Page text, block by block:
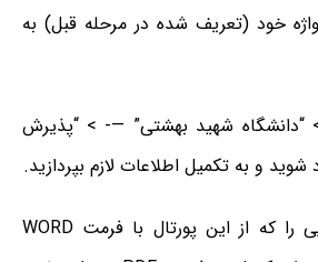
خود (تعریف شده در مرحله قبل) به
شهید بهشتی” —- > “پذیرش
و به تکمیل اطلاعات لازم بپردازید.
لازم است کاربرگ هایی را که از این پورتال با فرمت WORD